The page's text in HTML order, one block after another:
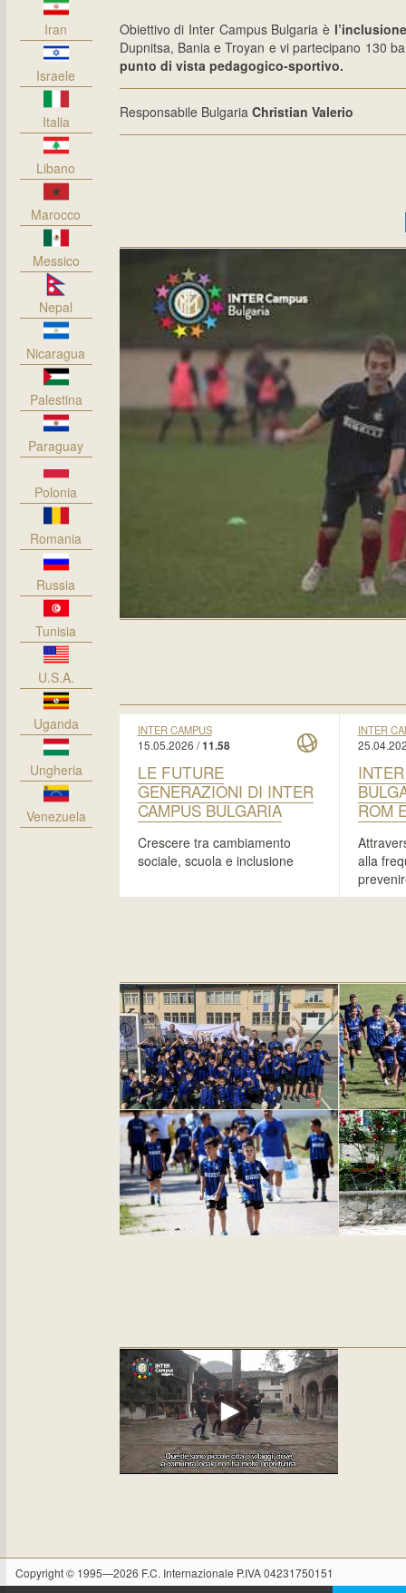
Iran
Israele
Italia
Libano
Marocco
Messico
Nepal
Nicaragua
Palestina
Paraguay
Polonia
Romania
Russia
Tunisia
U.S.A.
Uganda
Ungheria
Venezuela
Obiettivo di Inter Campus Bulgaria è
Dupnitsa, Bania e Troyan e vi partecipano 130
punto di vista pedagogico-sportivo.
Responsabile Bulgaria Christian Valerio
INTER CAMPUS
15.05.2026 /11.58
LE FUTURE
GENERAZIONI DI INTER
CAMPUS BULGARIA
Crescere tra cambiamento
sociale, scuola e inclusione
INTER
ROM
alla
Copyright © 1995—2026 F.C. Internazionale P.IVA 04231750151